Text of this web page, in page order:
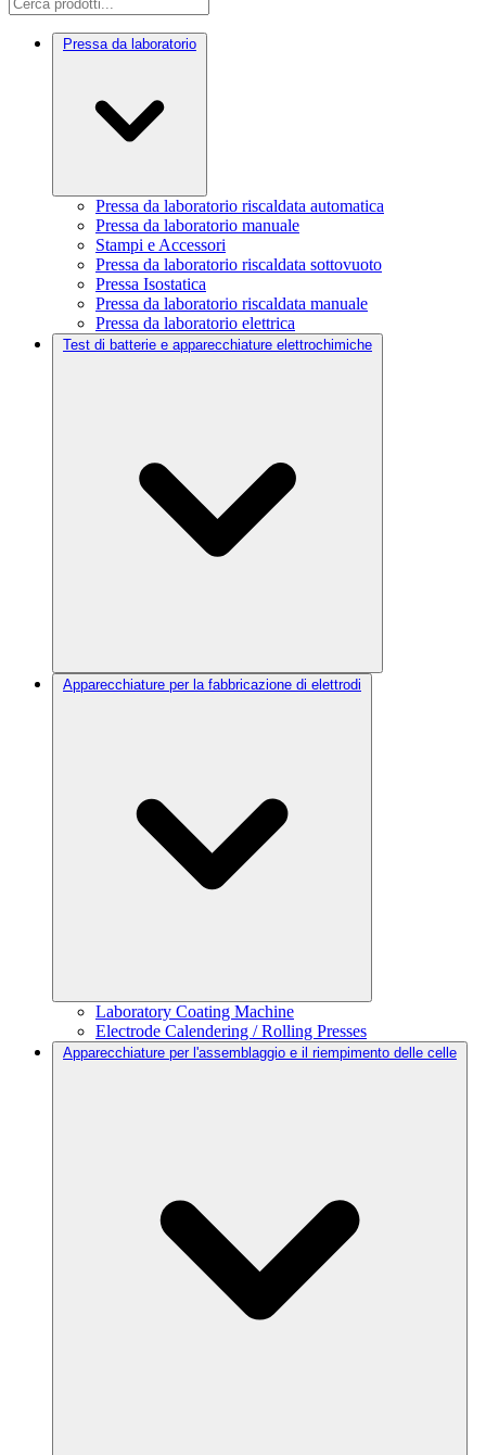
Pressa da laboratorio
Pressa da laboratorio riscaldata automatica
Pressa da laboratorio manuale
Stampi e Accessori
Pressa da laboratorio riscaldata sottovuoto
Pressa Isostatica
Pressa da laboratorio riscaldata manuale
Pressa da laboratorio elettrica
Test di batterie e apparecchiature elettrochimiche
Apparecchiature per la fabbricazione di elettrodi
Laboratory Coating Machine
Electrode Calendering / Rolling Presses
Apparecchiature per l'assemblaggio e il riempimento delle celle